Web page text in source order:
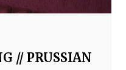
// PRUSSIAN